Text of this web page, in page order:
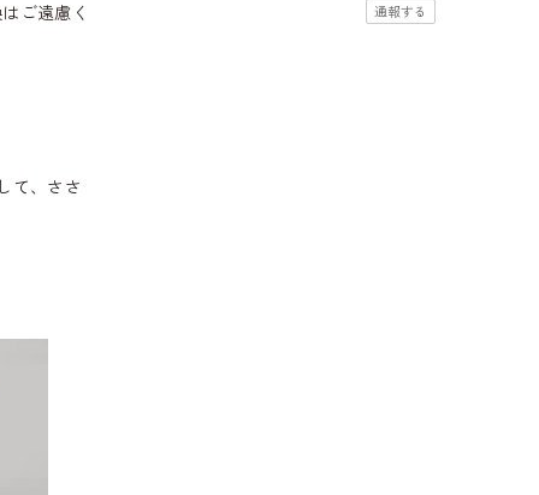
ご遠慮く
通報する
て、ささ